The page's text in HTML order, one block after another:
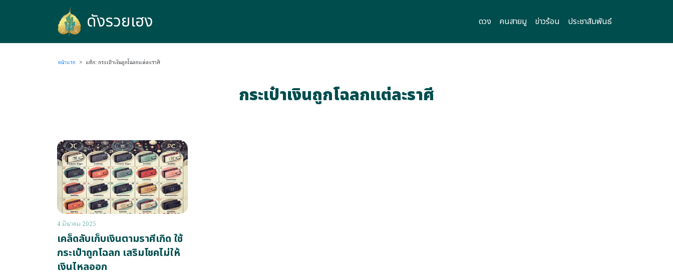
ดังรวยเฮง ดวง คนสายมู ข่าวร้อน ประชาสัมพันธ์
หน้าแรก > แท็ก: กระเป๋าเงินถูกโฉลกแต่ละราศี
กระเป๋าเงินถูกโฉลกแต่ละราศี
4 มีนาคม 2025
เคล็ดลับเก็บเงินตามราศีเกิด ใช้
กระเป๋าถูกโฉลก เสริมโชคไม่ให้
เงินไหลออก